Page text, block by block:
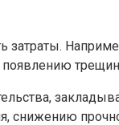
снижению